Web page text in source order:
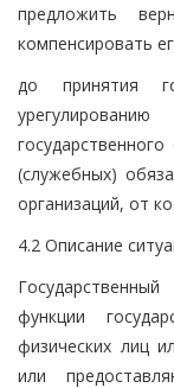
предложить
компенсировать
до принятия
(служебных)
организаций, от
4.2 Описание
функции
физических лиц
или